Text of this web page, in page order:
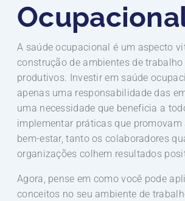
A saúde ocupacional é um aspecto
construção de ambientes de
produtivos. Investir em saúde
apenas uma responsabilidade das
uma necessidade que beneficia a
implementar práticas que promovam
bem-estar, tanto os colaboradores
organizações colhem resultados
Agora, pense em como você pode
conceitos no seu ambiente de